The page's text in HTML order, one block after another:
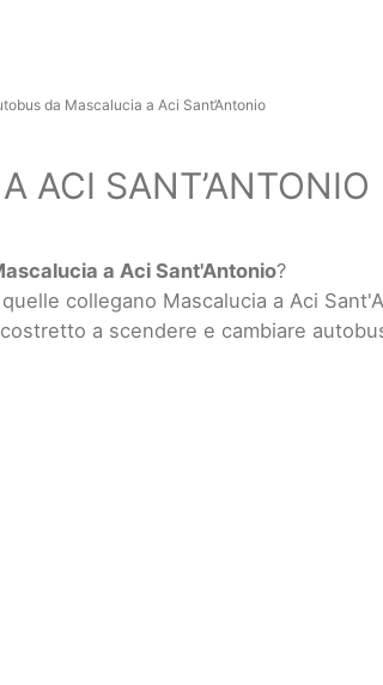
da Mascalucia a Aci Sant’Antonio
ACI SANT’ANTONIO
a Aci Sant'Antonio?
quelle collegano Mascalucia a Aci
a scendere e cambiare